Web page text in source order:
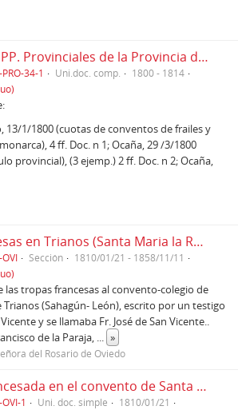
Circulares de los PP. Provinciales de la Provincia de España (1800 - 1814)
34-1 Uni.doc. comp.
1800 - 1814
13/1/1800 (cuotas de conventos de frailes y
4 ff. Doc. n 1; Ocaña, 29 /3/1800
provincial), (3 ejemp.) 2 ff. Doc. n 2; Ocaña,
Las tropas francesas en Trianos (Santa Maria la Real de Trianos) (1810)
Sección
1810/01/21 - 1858/11/11
las tropas francesas al convento-colegio de
Trianos (Sahagún- León), escrito por un testigo
y se llamaba Fr. José de San Vicente..
de la Paraja, ... »
del Rosario de Oviedo
Relato de la afrancesada en el convento de Santa María la Real de Trianos (Sahagún-León) 1810.
1 Uni. doc. simple
1810/01/21